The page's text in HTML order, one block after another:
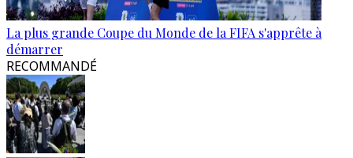
La plus grande Coupe du Monde de la FIFA s'apprête à
démarrer
RECOMMANDÉ